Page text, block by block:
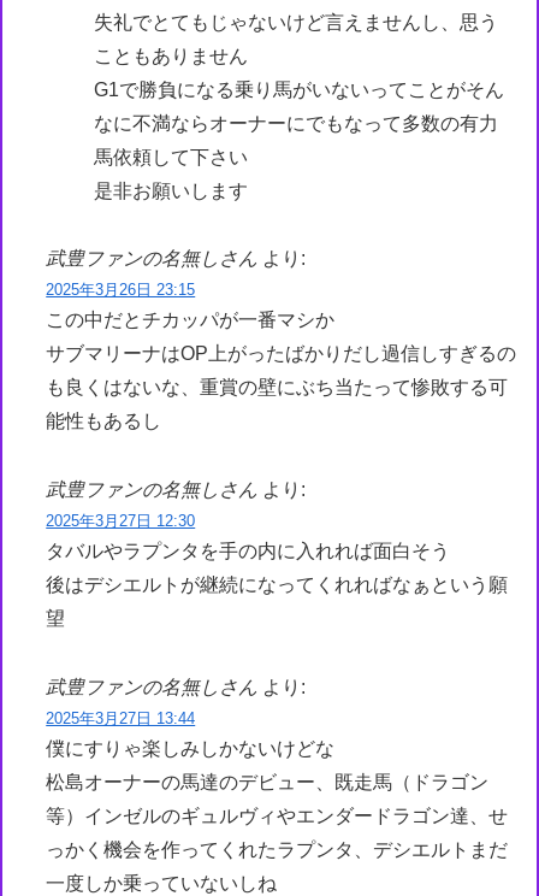
失礼でとてもじゃないけど言えませんし、思う
こともありません
G1で勝負になる乗り馬がいないってことがそん
なに不満ならオーナーにでもなって多数の有力
馬依頼して下さい
是非お願いします
武豊ファンの名無しさん より:
2025年3月26日 23:15
この中だとチカッパが一番マシか
サブマリーナはOP上がったばかりだし過信しすぎるの
も良くはないな、重賞の壁にぶち当たって惨敗する可
能性もあるし
武豊ファンの名無しさん より:
2025年3月27日 12:30
タバルやラプンタを手の内に入れれば面白そう
後はデシエルトが継続になってくれればなぁという願
望
武豊ファンの名無しさん より:
2025年3月27日 13:44
僕にすりゃ楽しみしかないけどな
松島オーナーの馬達のデビュー、既走馬（ドラゴン
等）インゼルのギュルヴィやエンダードラゴン達、せ
っかく機会を作ってくれたラプンタ、デシエルトまだ
一度しか乗っていないしね